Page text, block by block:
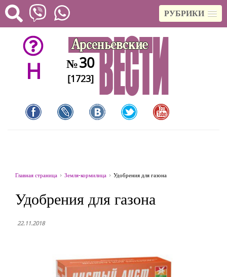
РУБРИКИ
H №30
[1723]
Главная страница Земля-кормилица Удобрения для газона
Удобрения для газона
22.11.2018